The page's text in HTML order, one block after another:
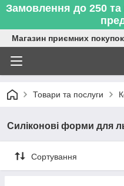
Замовлення до 250 та
Магазин приємних покупок
Товари та послуги
Силіконові форми для
Сортування